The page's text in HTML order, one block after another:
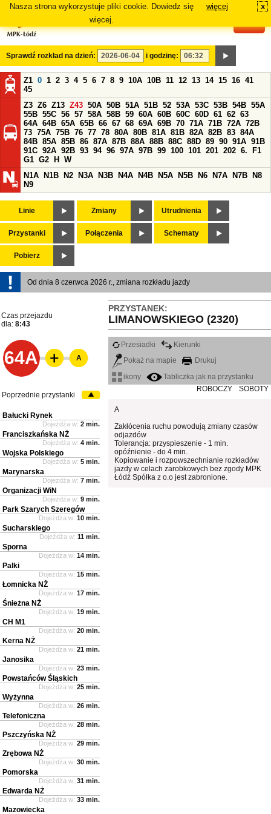
Nasza strona wykorzystuje pliki cookie. Dowiedz się
więcej.
więcej x
Sprawdź rozkład na dzień: i godzinę:
Z1 0 1 2 3 4 5 6 7 8 9 10A 10B 11 12 13 14 15 16 41
45
Z3 Z6 Z13 Z43 50A 50B 51A 51B 52 53A 53C 53B 54B 55A
55B 55C 56 57 58A 58B 59 60A 60B 60C 60D 61 62 63
64A 64B 65A 65B 66 67 68 69A 69B 70 71A 71B 72A 72B
73 75A 75B 76 77 78 80A 80B 81A 81B 82A 82B 83 84A
84B 85A 85B 86 87A 87B 88A 88B 88C 88D 89 90 91A 91B
91C 92A 92B 93 94 96 97A 97B 99 100 101 201 202 6.
F1
G1 G2 H
W
N1A
N1B N2 N3A N3B N4A N4B N5A N5B N6 N7A N7B
N8
N9
Linie Zmiany Utrudnienia
Przystanki Połączenia Schematy
Pobierz
Od dnia 8 czerwca 2026 r., zmiana rozkładu jazdy
PRZYSTANEK:
LIMANOWSKIEGO (2320)
Czas przejazdu
dla: 8:43
64A
Przesiadki
Kierunki
Pokaż na mapie
Drukuj
ikony
Tabliczka jak na przystanku
ROBOCZY
SOBOTY
A
Zakłócenia ruchu powodują zmiany czasów
odjazdów
Tolerancja: przyspieszenie - 1 min.
opóźnienie - do 4 min.
Kopiowanie i rozpowszechnianie rozkładów
jazdy w celach zarobkowych bez zgody MPK
Łódź Spółka z o.o jest zabronione.
A
Poprzednie przystanki
Bałucki Rynek
Dojeżdża w: 2 min.
Franciszkańska NŻ
Dojeżdża w: 4 min.
Wojska Polskiego
Dojeżdża w: 5 min.
Marynarska
Dojeżdża w: 7 min.
Organizacji WiN
Dojeżdża w: 9 min.
Park Szarych Szeregów
Dojeżdża w: 10 min.
Sucharskiego
Dojeżdża w: 11 min.
Sporna
Dojeżdża w: 14 min.
Palki
Dojeżdża w: 15 min.
Łomnicka NŻ
Dojeżdża w: 17 min.
Śnieżna NŻ
Dojeżdża w: 19 min.
CH M1
Dojeżdża w: 20 min.
Kerna NŻ
Dojeżdża w: 21 min.
Janosika
Dojeżdża w: 23 min.
Powstańców Śląskich
Dojeżdża w: 25 min.
Wyżynna
Dojeżdża w: 26 min.
Telefoniczna
Dojeżdża w: 28 min.
Pszczyńska NŻ
Dojeżdża w: 29 min.
Zrębowa NŻ
Dojeżdża w: 30 min.
Pomorska
Dojeżdża w: 31 min.
Edwarda NŻ
Dojeżdża w: 33 min.
Mazowiecka